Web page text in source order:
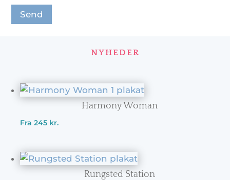
NYHEDER
Harmony Woman
Fra245 kr.
Rungsted Station